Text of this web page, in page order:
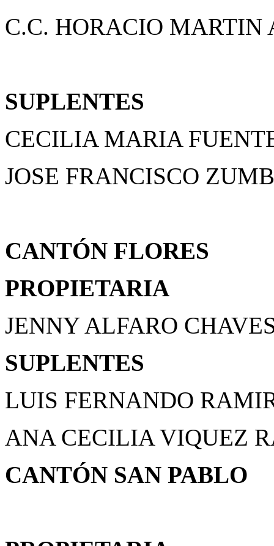
C.C. HORACIO MARTIN
SUPLENTES
CECILIA MARIA
JOSE FRANCISCO
CANTÓN FLORES
PROPIETARIA
JENNY ALFARO
SUPLENTES
LUIS FERNANDO
ANA CECILIA VIQUEZ
CANTÓN SAN PABLO